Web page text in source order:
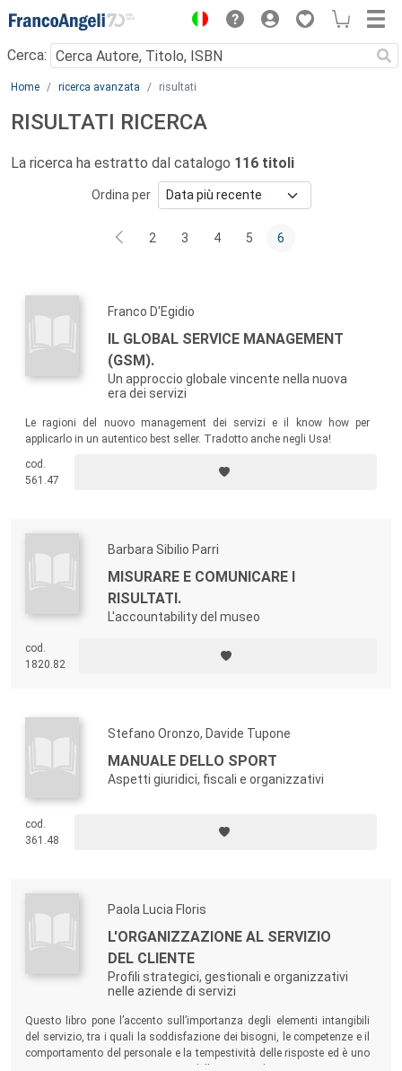
Menu
Cerca:
Main content
Home ricerca avanzata risultati
RISULTATI RICERCA
La ricerca ha estratto dal catalogo 116 titoli
Ordina per
2 3 4 5 6
Franco D'Egidio
IL GLOBAL SERVICE MANAGEMENT
(GSM).
Un approccio globale vincente nella nuova
era dei servizi
Le ragioni del nuovo management dei servizi e il know how per
applicarlo in un autentico best seller. Tradotto anche negli Usa!
cod.
561.47
Barbara Sibilio Parri
MISURARE E COMUNICARE I
RISULTATI.
L'accountability del museo
cod.
1820.82
Stefano Oronzo, Davide Tupone
MANUALE DELLO SPORT
Aspetti giuridici, fiscali e organizzativi
cod.
361.48
Paola Lucia Floris
L'ORGANIZZAZIONE AL SERVIZIO
DEL CLIENTE
Profili strategici, gestionali e organizzativi
nelle aziende di servizi
Questo libro pone l’accento sull’importanza degli elementi intangibili
del servizio, tra i quali la soddisfazione dei bisogni, le competenze e il
comportamento del personale e la tempestività delle risposte ed è uno